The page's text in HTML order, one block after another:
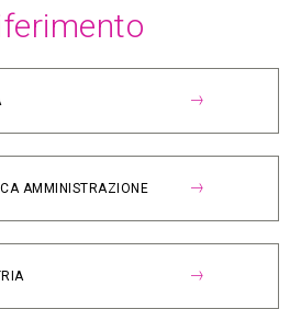
AMMINISTRAZIONE